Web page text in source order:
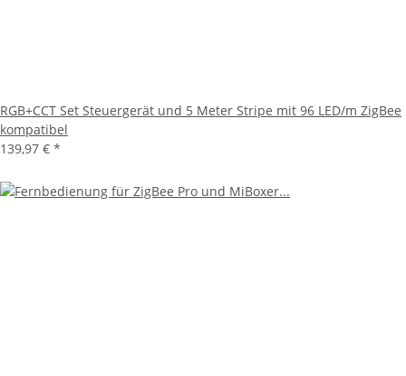
RGB+CCT Set Steuergerät und 5 Meter Stripe mit 96 LED/m ZigBee
kompatibel
139,97 € *